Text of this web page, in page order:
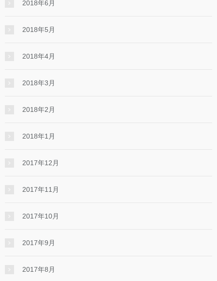
2018年6月
2018年5月
2018年4月
2018年3月
2018年2月
2018年1月
2017年12月
2017年11月
2017年10月
2017年9月
2017年8月